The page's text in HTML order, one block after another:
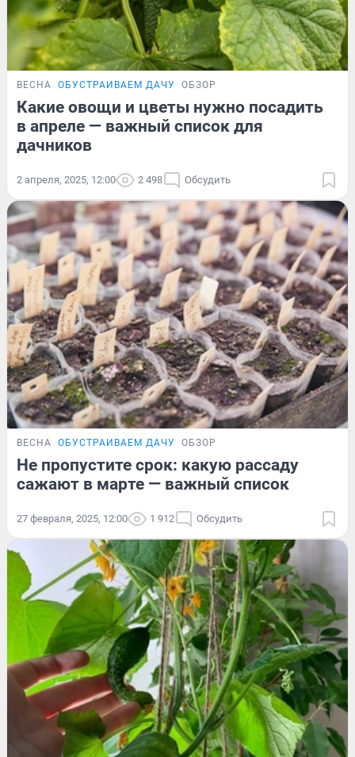
ВЕСНА ОБУСТРАИВАЕМ ДАЧУ ОБЗОР
Какие овощи и цветы нужно посадить
в апреле — важный список для
дачников
2 апреля, 2025, 12:00 2 498 Обсудить
ВЕСНА ОБУСТРАИВАЕМ ДАЧУ ОБЗОР
Не пропустите срок: какую рассаду
сажают в марте — важный список
27 февраля, 2025, 12:00 1 912 Обсудить